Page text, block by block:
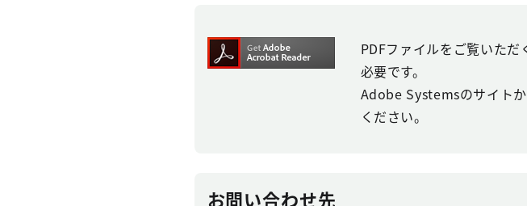
PDFファイルをご覧いただ
必要です。
Adobe Systemsのサイト
ください。
お問い合わせ先